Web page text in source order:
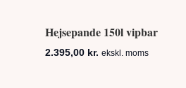
Hejsepande 150l vipbar
2.395,00 kr. ekskl. moms